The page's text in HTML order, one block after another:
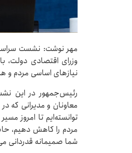
مهر نوشت: نشست
وزرای اقتصادی دولت،
نیازهای اساسی مردم و
رئیس‌جمهور در این
معاونان و مدیرانی که
توانسته‌ایم تا امروز
مردم را کاهش دهیم،
شما صمیمانه قدردانی